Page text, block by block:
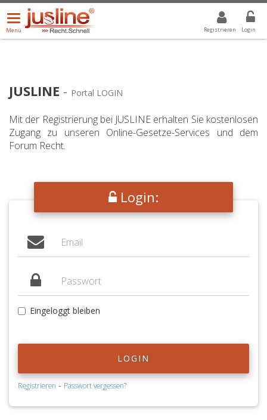
Registrieren Login
Menü
öffnen/schließen
Menü
ALLE DROPDOWN: GEWÄHLTER WERT IST ALLE
JUSLINE - Portal LOGIN
Mit der Registrierung bei JUSLINE erhalten Sie kostenlosen
Zugang zu unseren Online-Gesetze-Services und dem
Forum Recht.
Login:
Eingeloggt bleiben
LOGIN
Registrieren - Passwort vergessen?